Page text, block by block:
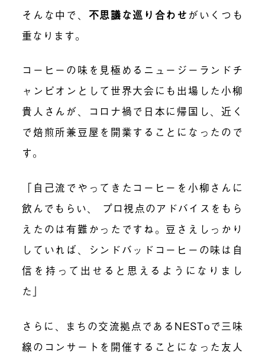
そんな中で、 不思議な巡り合わせ がいくつも
重なります。
コーヒーの味を見極めるニュージーランドチ
ャンピオンとして世界大会にも出場した小柳
貴人さんが、コロナ禍で日本に帰国し、近く
で焙煎所兼豆屋を開業することになったので
す。
「自己流でやってきたコーヒーを小柳さんに
飲んでもらい、 プロ視点のアドバイスをもら
えたのは有難かったですね。豆さえしっかり
していれば、シンドバッドコーヒーの味は自
信を持って出せると思えるようになりまし
た」
さらに、まちの交流拠点であるNESToで三味
線のコンサートを開催することになった友人